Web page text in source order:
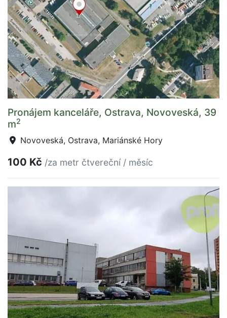
Pronájem kanceláře, Ostrava, Novoveská, 39
m2
Novoveská, Ostrava, Mariánské Hory
100 Kč /za metr čtvereční / měsíc